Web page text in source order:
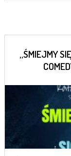
„ŚMIEJMY